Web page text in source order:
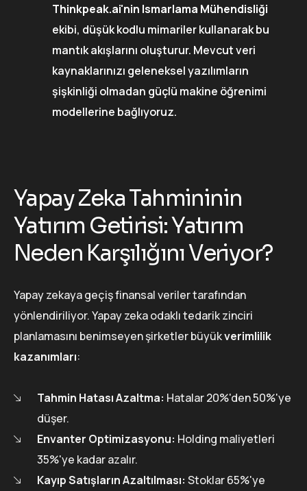
Thinkpeak.ai'nin Ismarlama Mühendisliği
ekibi, düşük kodlu mimariler kullanarak bu
mantık akışlarını oluşturur. Mevcut veri
kaynaklarınızı geleneksel yazılımların
şişkinliği olmadan güçlü makine öğrenimi
modellerine bağlıyoruz.
Yapay Zeka Tahmininin
Yatırım Getirisi: Yatırım
Neden Karşılığını Veriyor?
Yapay zekaya geçiş finansal veriler tarafından
yönlendiriliyor. Yapay zeka odaklı tedarik zinciri
planlamasını benimseyen şirketler büyükverimlilik
kazanımları:
Tahmin Hatası Azaltma: Hatalar 20%'den 50%'ye
düşer.
Envanter Optimizasyonu: Holding maliyetleri
35%'ye kadar azalır.
Kayıp Satışların Azaltılması: Stoklar 65%'ye